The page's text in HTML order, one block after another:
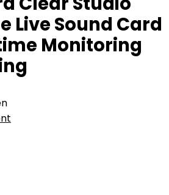
Live Sound Card
Monitoring